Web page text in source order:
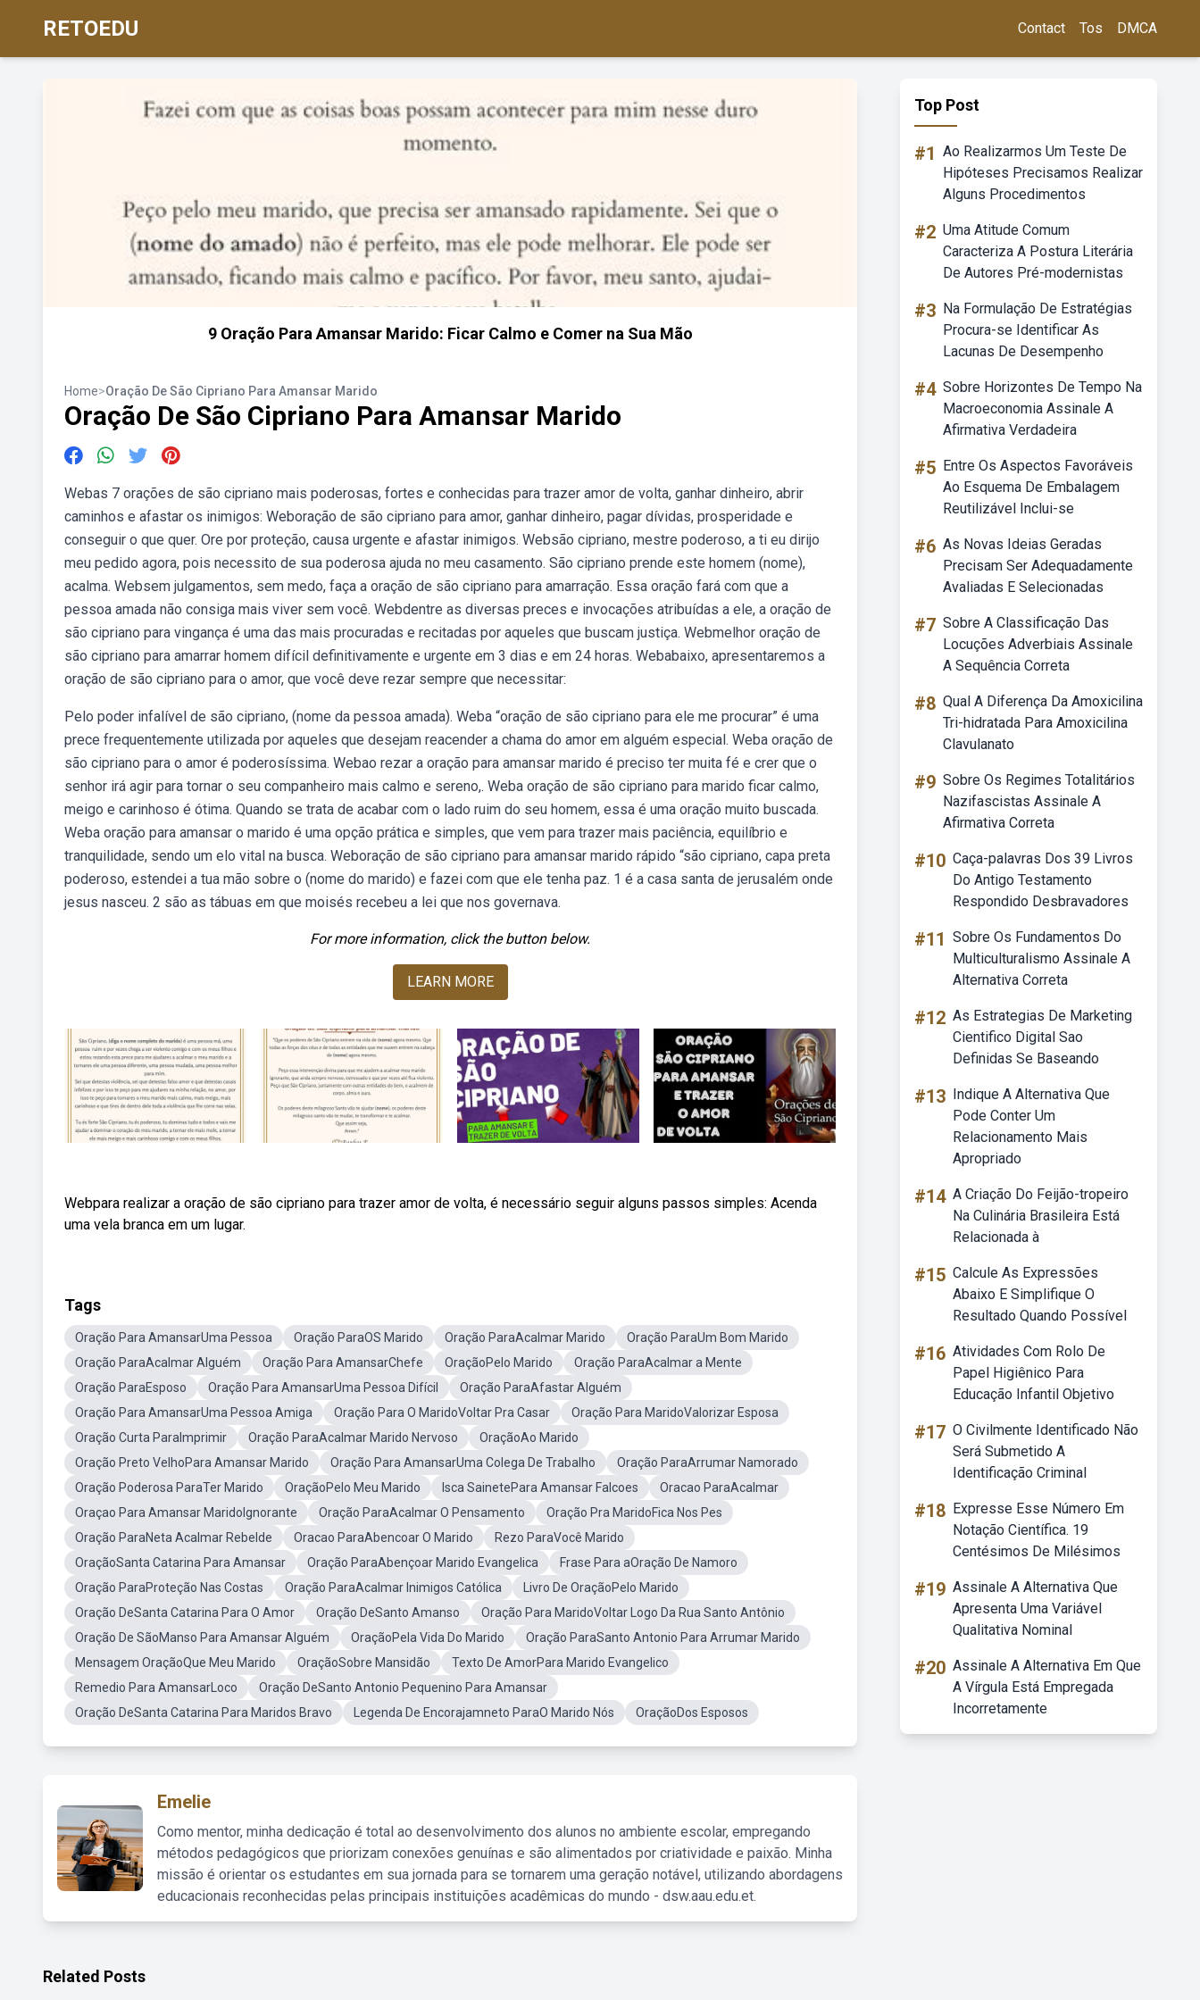
RETOEDU Contact Tos DMCA
9 Oração Para Amansar Marido: Ficar Calmo e Comer na Sua Mão
Home>Oração De São Cipriano Para Amansar Marido
Oração De São Cipriano Para Amansar Marido
Webas 7 orações de são cipriano mais poderosas, fortes e conhecidas para trazer amor de volta, ganhar dinheiro, abrir
caminhos e afastar os inimigos: Weboração de são cipriano para amor, ganhar dinheiro, pagar dívidas, prosperidade e
conseguir o que quer. Ore por proteção, causa urgente e afastar inimigos. Websão cipriano, mestre poderoso, a ti eu dirijo
meu pedido agora, pois necessito de sua poderosa ajuda no meu casamento. São cipriano prende este homem (nome),
acalma. Websem julgamentos, sem medo, faça a oração de são cipriano para amarração. Essa oração fará com que a
pessoa amada não consiga mais viver sem você. Webdentre as diversas preces e invocações atribuídas a ele, a oração de
são cipriano para vingança é uma das mais procuradas e recitadas por aqueles que buscam justiça. Webmelhor oração de
são cipriano para amarrar homem difícil definitivamente e urgente em 3 dias e em 24 horas. Webabaixo, apresentaremos a
oração de são cipriano para o amor, que você deve rezar sempre que necessitar:
Pelo poder infalível de são cipriano, (nome da pessoa amada). Weba “oração de são cipriano para ele me procurar” é uma
prece frequentemente utilizada por aqueles que desejam reacender a chama do amor em alguém especial. Weba oração de
são cipriano para o amor é poderosíssima. Webao rezar a oração para amansar marido é preciso ter muita fé e crer que o
senhor irá agir para tornar o seu companheiro mais calmo e sereno,. Weba oração de são cipriano para marido ficar calmo,
meigo e carinhoso é ótima. Quando se trata de acabar com o lado ruim do seu homem, essa é uma oração muito buscada.
Weba oração para amansar o marido é uma opção prática e simples, que vem para trazer mais paciência, equilíbrio e
tranquilidade, sendo um elo vital na busca. Weboração de são cipriano para amansar marido rápido “são cipriano, capa preta
poderoso, estendei a tua mão sobre o (nome do marido) e fazei com que ele tenha paz. 1 é a casa santa de jerusalém onde
jesus nasceu. 2 são as tábuas em que moisés recebeu a lei que nos governava.
For more information, click the button below.
LEARN MORE
Webpara realizar a oração de são cipriano para trazer amor de volta, é necessário seguir alguns passos simples: Acenda
uma vela branca em um lugar.
Tags
Oração Para AmansarUma Pessoa Oração ParaOS Marido Oração ParaAcalmar Marido
Oração ParaUm Bom Marido
Oração ParaAcalmar Alguém
Oração Para AmansarChefe OraçãoPelo Marido
Oração ParaAcalmar a Mente
Oração ParaEsposo
Oração Para AmansarUma Pessoa Difícil
Oração ParaAfastar Alguém
Oração Para AmansarUma Pessoa Amiga
Oração Para O MaridoVoltar Pra Casar
Oração Para MaridoValorizar Esposa
Oração Curta ParaImprimir
Oração ParaAcalmar Marido Nervoso
OraçãoAo Marido
Oração Preto VelhoPara Amansar Marido
Oração Para AmansarUma Colega De Trabalho
Oração ParaArrumar Namorado
Oração Poderosa ParaTer Marido
OraçãoPelo Meu Marido Isca SainetePara Amansar Falcoes
Oracao ParaAcalmar
Oraçao Para Amansar MaridoIgnorante
Oração ParaAcalmar O Pensamento
Oração Pra MaridoFica Nos Pes
Oração ParaNeta Acalmar Rebelde
Oracao ParaAbencoar O Marido
Rezo ParaVocê Marido
OraçãoSanta Catarina Para Amansar
Oração ParaAbençoar Marido Evangelica
Frase Para aOração De Namoro
Oração ParaProteção Nas Costas
Oração ParaAcalmar Inimigos Católica
Livro De OraçãoPelo Marido
Oração DeSanta Catarina Para O Amor
Oração DeSanto Amanso
Oração Para MaridoVoltar Logo Da Rua Santo Antônio
Oração De SãoManso Para Amansar Alguém
OraçãoPela Vida Do Marido
Oração ParaSanto Antonio Para Arrumar Marido
Mensagem OraçãoQue Meu Marido
OraçãoSobre Mansidão
Texto De AmorPara Marido Evangelico
Remedio Para AmansarLoco
Oração DeSanto Antonio Pequenino Para Amansar
Oração DeSanta Catarina Para Maridos Bravo
Legenda De Encorajamneto ParaO Marido Nós OraçãoDos Esposos
Emelie
Como mentor, minha dedicação é total ao desenvolvimento dos alunos no ambiente escolar, empregando
métodos pedagógicos que priorizam conexões genuínas e são alimentados por criatividade e paixão. Minha
missão é orientar os estudantes em sua jornada para se tornarem uma geração notável, utilizando abordagens
educacionais reconhecidas pelas principais instituições acadêmicas do mundo - dsw.aau.edu.et.
Top Post
#1 Ao Realizarmos Um Teste De
Hipóteses Precisamos Realizar
Alguns Procedimentos
#2 Uma Atitude Comum
Caracteriza A Postura Literária
De Autores Pré-modernistas
#3 Na Formulação De Estratégias
Procura-se Identificar As
Lacunas De Desempenho
#4 Sobre Horizontes De Tempo Na
Macroeconomia Assinale A
Afirmativa Verdadeira
#5 Entre Os Aspectos Favoráveis
Ao Esquema De Embalagem
Reutilizável Inclui-se
#6 As Novas Ideias Geradas
Precisam Ser Adequadamente
Avaliadas E Selecionadas
#7 Sobre A Classificação Das
Locuções Adverbiais Assinale
A Sequência Correta
#8 Qual A Diferença Da Amoxicilina
Tri-hidratada Para Amoxicilina
Clavulanato
#9 Sobre Os Regimes Totalitários
Nazifascistas Assinale A
Afirmativa Correta
#10 Caça-palavras Dos 39 Livros
Do Antigo Testamento
Respondido Desbravadores
#11 Sobre Os Fundamentos Do
Multiculturalismo Assinale A
Alternativa Correta
#12 As Estrategias De Marketing
Cientifico Digital Sao
Definidas Se Baseando
#13 Indique A Alternativa Que
Pode Conter Um
Relacionamento Mais
Apropriado
#14 A Criação Do Feijão-tropeiro
Na Culinária Brasileira Está
Relacionada à
#15 Calcule As Expressões
Abaixo E Simplifique O
Resultado Quando Possível
#16 Atividades Com Rolo De
Papel Higiênico Para
Educação Infantil Objetivo
#17 O Civilmente Identificado Não
Será Submetido A
Identificação Criminal
#18 Expresse Esse Número Em
Notação Científica. 19
Centésimos De Milésimos
#19 Assinale A Alternativa Que
Apresenta Uma Variável
Qualitativa Nominal
#20 Assinale A Alternativa Em Que
A Vírgula Está Empregada
Incorretamente
Related Posts